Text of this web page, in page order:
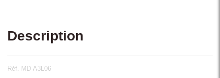
Description
Réf. MD-A3L06